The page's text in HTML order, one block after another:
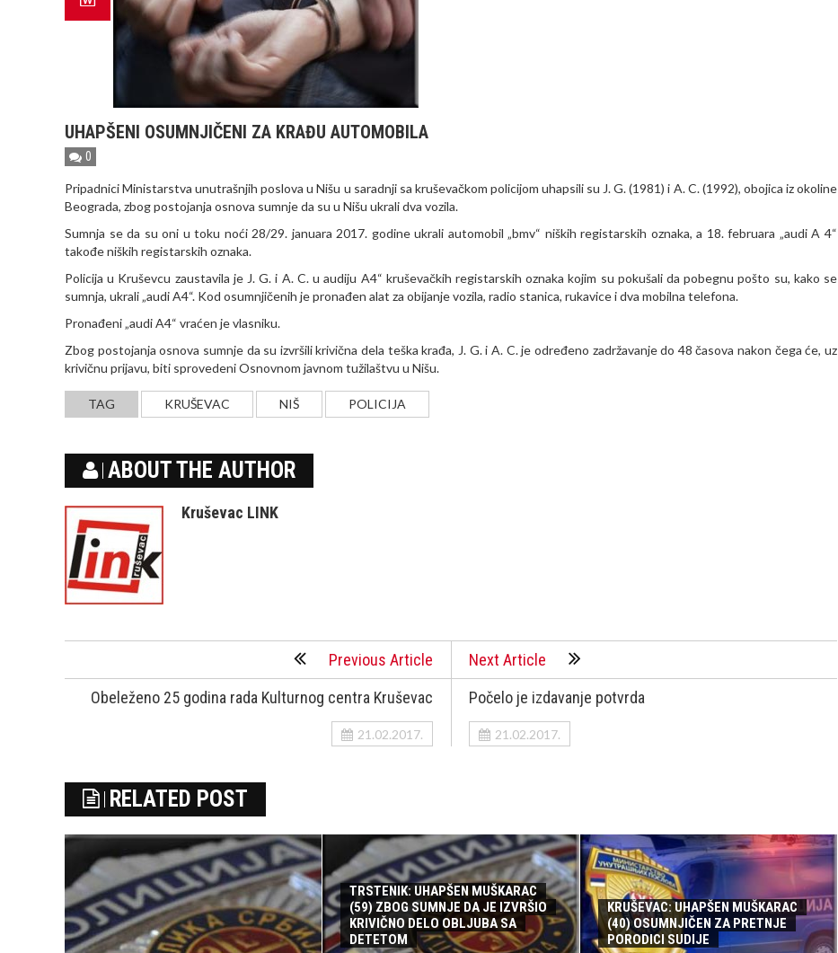
UHAPŠENI OSUMNJIČENI ZA KRAĐU AUTOMOBILA
0
Pripadnici Ministarstva unutrašnjih poslova u Nišu u saradnji sa kruševačkom policijom uhapsili su J. G. (1981) i A. C. (1992), obojica iz okoline
Beograda, zbog postojanja osnova sumnje da su u Nišu ukrali dva vozila.
Sumnja se da su oni u toku noći 28/29. januara 2017. godine ukrali automobil „bmv“ niških registarskih oznaka, a 18. februara „audi A 4“
takođe niških registarskih oznaka.
Policija u Kruševcu zaustavila je J. G. i A. C. u audiju A4“ kruševačkih registarskih oznaka kojim su pokušali da pobegnu pošto su, kako se
sumnja, ukrali „audi A4“. Kod osumnjičenih je pronađen alat za obijanje vozila, radio stanica, rukavice i dva mobilna telefona.
Pronađeni „audi A4“ vraćen je vlasniku.
Zbog postojanja osnova sumnje da su izvršili krivična dela teška krađa, J. G. i A. C. je određeno zadržavanje do 48 časova nakon čega će, uz
krivičnu prijavu, biti sprovedeni Osnovnom javnom tužilaštvu u Nišu.
TAG KRUŠEVAC NIŠ POLICIJA
ABOUT THE AUTHOR
Kruševac LINK
Previous Article
Obeleženo 25 godina rada Kulturnog centra Kruševac
21.02.2017.
Next Article
Počelo je izdavanje potvrda
21.02.2017.
RELATED POST
TRSTENIK: UHAPŠEN MUŠKARAC
(59) ZBOG SUMNJE DA JE IZVRŠIO
KRIVIČNO DELO OBLJUBA SA
DETETOM
KRUŠEVAC: UHAPŠEN MUŠKARAC
(40) OSUMNJIČEN ZA PRETNJE
PORODICI SUDIJE